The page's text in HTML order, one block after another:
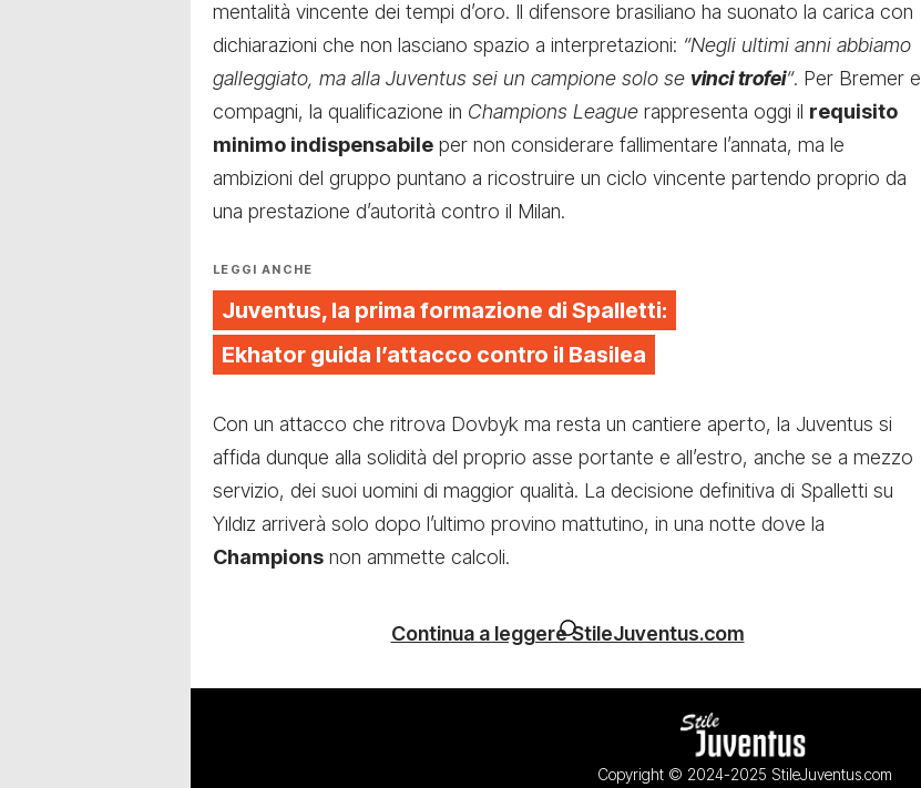
mentalità vincente dei tempi d’oro. Il difensore brasiliano ha suonato la carica con
dichiarazioni che non lasciano spazio a interpretazioni: “Negli ultimi anni abbiamo
galleggiato, ma alla Juventus sei un campione solo se vinci trofei“. Per Bremer e
compagni, la qualificazione in Champions League rappresenta oggi il requisito
minimo indispensabile per non considerare fallimentare l’annata, ma le
ambizioni del gruppo puntano a ricostruire un ciclo vincente partendo proprio da
una prestazione d’autorità contro il Milan.
LEGGI ANCHE
Juventus, la prima formazione di Spalletti:
Ekhator guida l’attacco contro il Basilea
Con un attacco che ritrova Dovbyk ma resta un cantiere aperto, la Juventus si
affida dunque alla solidità del proprio asse portante e all’estro, anche se a mezzo
servizio, dei suoi uomini di maggior qualità. La decisione definitiva di Spalletti su
Yıldız arriverà solo dopo l’ultimo provino mattutino, in una notte dove la
Champions non ammette calcoli.
Continua a leggere StileJuventus.com
Copyright © 2024-2025 StileJuventus.com